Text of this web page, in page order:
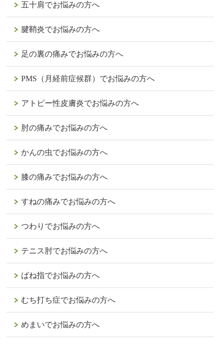
五十肩でお悩みの方へ
腱鞘炎でお悩みの方へ
足の裏の痛みでお悩みの方へ
PMS（月経前症候群）でお悩みの方へ
アトピー性皮膚炎でお悩みの方へ
肘の痛みでお悩みの方へ
かんの虫でお悩みの方へ
膝の痛みでお悩みの方へ
すねの痛みでお悩みの方へ
つわりでお悩みの方へ
テニス肘でお悩みの方へ
ばね指でお悩みの方へ
むち打ち症でお悩みの方へ
めまいでお悩みの方へ